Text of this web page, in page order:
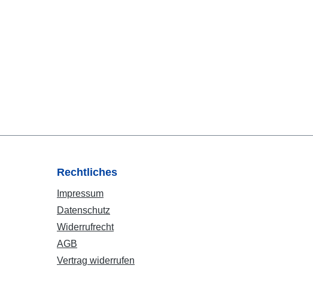
Rechtliches
Impressum
Datenschutz
Widerrufrecht
AGB
Vertrag widerrufen